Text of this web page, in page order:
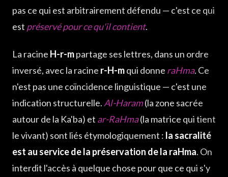
pas ce qui est arbitrairement défendu — c'est ce qui
est préservé pour ce qu'il contient.
La racine H-r-mpartage ses lettres, dans un ordre
inversé, avec la racine r-H-mqui donne raHma. Ce
n'est pas une coïncidence linguistique — c'est une
indication structurelle. Al-Haram(la zone sacrée
autour de la Ka'ba) et ar-RaHma(la matrice qui tient
le vivant) sont liés étymologiquement : la sacralité
est au service de la préservation de la raHma. On
interdit l'accès à quelque chose pour que ce qui s'y